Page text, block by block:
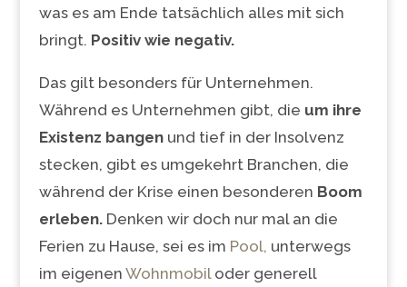
was es am Ende tatsächlich alles mit sich
bringt. Positiv wie negativ.
Das gilt besonders für Unternehmen.
Während es Unternehmen gibt, die um ihre
Existenz bangenund tief in der Insolvenz
stecken, gibt es umgekehrt Branchen, die
während der Krise einen besonderen Boom
erleben. Denken wir doch nur mal an die
Ferien zu Hause, sei es im Pool, unterwegs
im eigenen Wohnmobiloder generell